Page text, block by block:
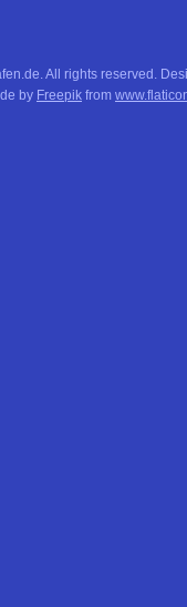
All rights reserved.
by Freepik from